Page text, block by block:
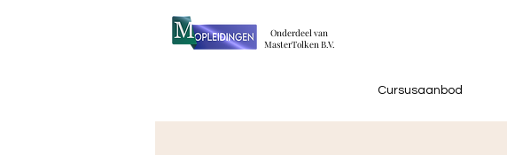
​Onderdeel van
MasterTolken B.V.
Cursusaanbod